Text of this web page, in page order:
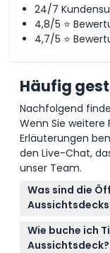
24/7
4,8/5 ⭐
4,7/5 ⭐
Häufig
Nachfolgend
Wenn Sie weitere
Erläuterungen
den Live-Chat,
unser Team.
Was sind die
Das
geöffnet, der
Wie buche ich
Aussichtsdeck?